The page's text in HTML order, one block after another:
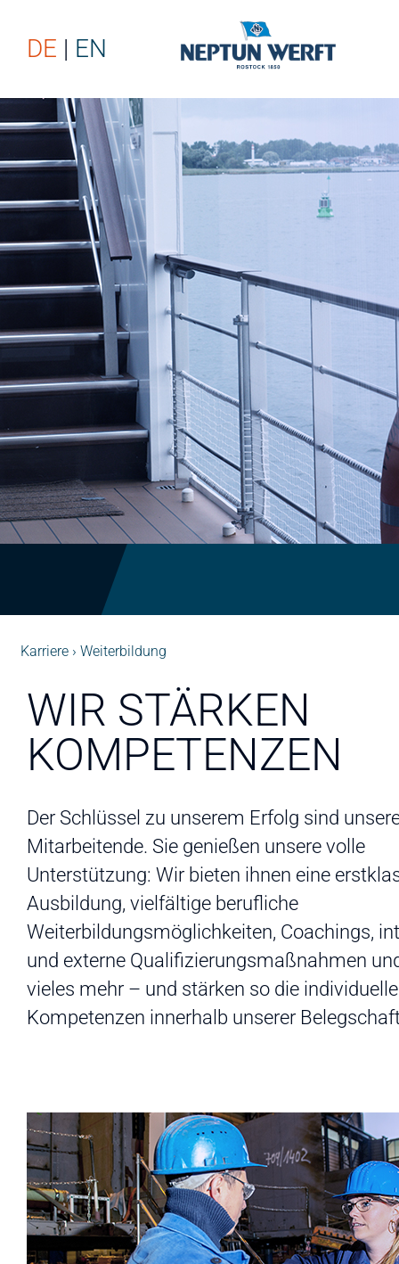
DE EN
Karriere Weiterbildung
WIR STÄRKEN
KOMPETENZEN
Der Schlüssel zu unserem Erfolg sind
Mitarbeitende. Sie genießen unsere volle
Unterstützung: Wir bieten ihnen eine
Ausbildung, vielfältige berufliche
Weiterbildungsmöglichkeiten, Coachings,
und externe Qualifizierungsmaßnahmen
vieles mehr – und stärken so die
Kompetenzen innerhalb unserer